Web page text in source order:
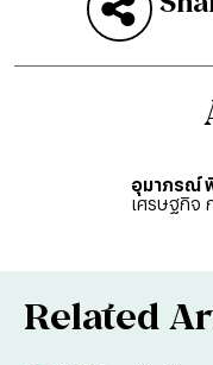
อุมาภรณ์
เศรษฐกิจ
Related